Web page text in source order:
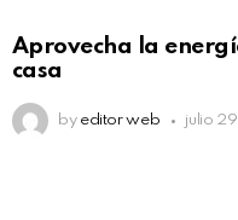
Aprovecha la
casa
by editor web julio